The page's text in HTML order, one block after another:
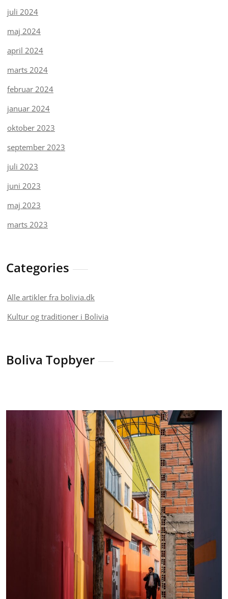
juli 2024
maj 2024
april 2024
marts 2024
februar 2024
januar 2024
oktober 2023
september 2023
juli 2023
juni 2023
maj 2023
marts 2023
Categories
Alle artikler fra bolivia.dk
Kultur og traditioner i Bolivia
Boliva Topbyer